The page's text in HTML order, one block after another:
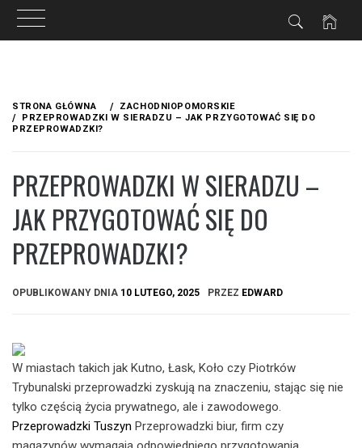
treści
STRONA GŁÓWNA
ZACHODNIOPOMORSKIE
PRZEPROWADZKI W SIERADZU – JAK PRZYGOTOWAĆ SIĘ DO
PRZEPROWADZKI?
PRZEPROWADZKI W SIERADZU –
JAK PRZYGOTOWAĆ SIĘ DO
PRZEPROWADZKI?
OPUBLIKOWANY DNIA 10 LUTEGO, 2025 PRZEZ EDWARD
W miastach takich jak Kutno, Łask, Koło czy Piotrków
Trybunalski przeprowadzki zyskują na znaczeniu, stając się nie
tylko częścią życia prywatnego, ale i zawodowego.
Przeprowadzki Tuszyn Przeprowadzki biur, firm czy